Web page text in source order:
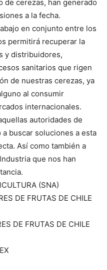
de cerezas, han generado
a la fecha.
en conjunto entre los
permitirá recuperar la
y distribuidores,
sanitarios que rigen
de nuestras cerezas, ya
al consumir
internacionales.
autoridades de
buscar soluciones a esta
Así como también a
que nos han
(SNA)
DE FRUTAS DE CHILE
DE FRUTAS DE CHILE